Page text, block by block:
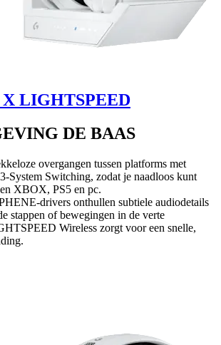
X LIGHTSPEED
DE BAAS
overgangen tussen platforms met
System Switching, zodat je naadloos kunt
XBOX, PS5 en pc.
drivers onthullen subtiele audiodetails
stappen of bewegingen in de verte
Wireless zorgt voor een snelle,